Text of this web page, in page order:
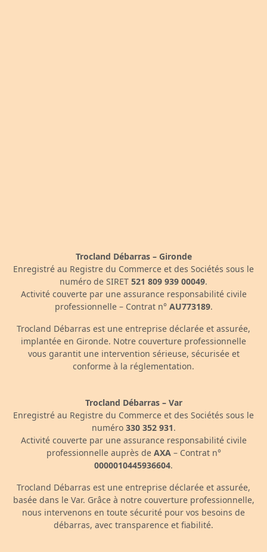
Trocland Débarras – Gironde
Enregistré au Registre du Commerce et des Sociétés sous le
numéro de SIRET 521 809 939 00049.
Activité couverte par une assurance responsabilité civile
professionnelle – Contrat n° AU773189.
Trocland Débarras est une entreprise déclarée et assurée,
implantée en Gironde. Notre couverture professionnelle
vous garantit une intervention sérieuse, sécurisée et
conforme à la réglementation.
Trocland Débarras – Var
Enregistré au Registre du Commerce et des Sociétés sous le
numéro 330 352 931.
Activité couverte par une assurance responsabilité civile
professionnelle auprès de AXA– Contrat n°
0000010445936604.
Trocland Débarras est une entreprise déclarée et assurée,
basée dans le Var. Grâce à notre couverture professionnelle,
nous intervenons en toute sécurité pour vos besoins de
débarras, avec transparence et fiabilité.